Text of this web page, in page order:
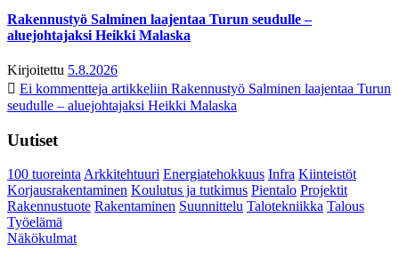
Rakennustyö Salminen laajentaa Turun seudulle –
aluejohtajaksi Heikki Malaska
Kirjoitettu 5.8.2026
Ei kommentteja artikkeliin Rakennustyö Salminen laajentaa Turun
seudulle – aluejohtajaksi Heikki Malaska
Uutiset
100 tuoreintaArkkitehtuuri Energiatehokkuus Infra Kiinteistöt
Korjausrakentaminen Koulutus ja tutkimus Pientalo Projektit
Rakennustuote Rakentaminen Suunnittelu Talotekniikka Talous
Työelämä
Näkökulmat